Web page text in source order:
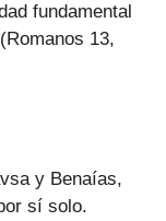
fundamental
13,
y Benaías,
sí solo.